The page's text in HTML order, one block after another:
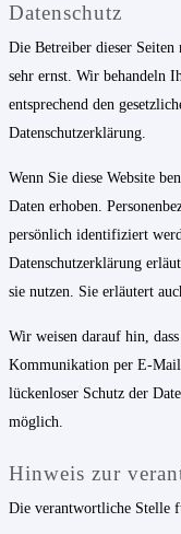
Datenschutz
Die Betreiber dieser Seiten
sehr ernst. Wir behandeln
entsprechend den
Datenschutzerklärung.
Wenn Sie diese Website
Daten erhoben.
persönlich identifiziert
Datenschutzerklärung
sie nutzen. Sie erläutert
Wir weisen darauf hin,
Kommunikation per E-
lückenloser Schutz der
möglich.
Hinweis zur
Die verantwortliche Stelle